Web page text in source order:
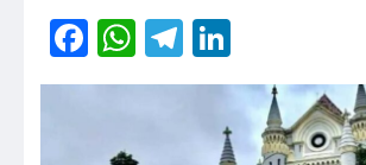
Facebook
WhatsApp
Telegram